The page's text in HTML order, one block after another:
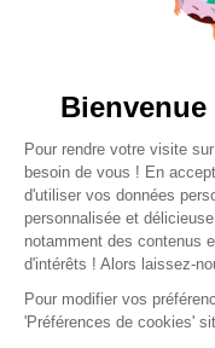
Hauteur du colis
29 cm
Largeur du colis
52 cm
Longueur du colis
Notre satisfaction,
Avis clients
Chargement de la
Plateforme
Pour rendre votre visite
besoin de vous ! En
d'utiliser vos données
personnalisée et
notamment des contenus
d'intérêts ! Alors laissez-
Pour modifier vos
'Préférences de cookies'